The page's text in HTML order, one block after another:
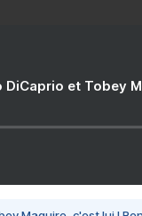
DiCaprio et Tobey